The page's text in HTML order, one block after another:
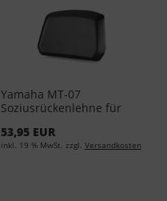
Yamaha MT-07
Soziusrückenlehne für
F84U0-10-00
53,95 EUR
inkl. 19 % MwSt. zzgl. Versandkosten